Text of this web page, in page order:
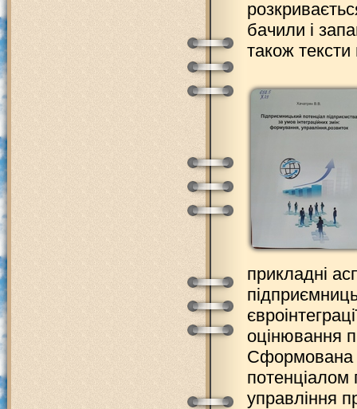
бачили і
також
прикладні
оцінювання
Сформована
потенціалом
управління